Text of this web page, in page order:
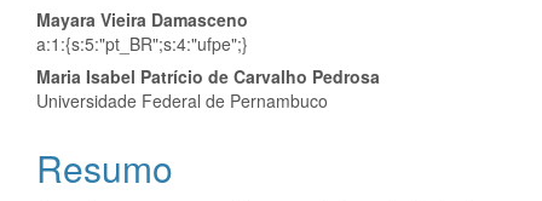
Conteúdo
do
artigo
principal
Mayara Vieira Damasceno
a:1:{s:5:"pt_BR";s:4:"ufpe";}
Maria Isabel Patrício de Carvalho Pedrosa
Universidade Federal de Pernambuco
Resumo